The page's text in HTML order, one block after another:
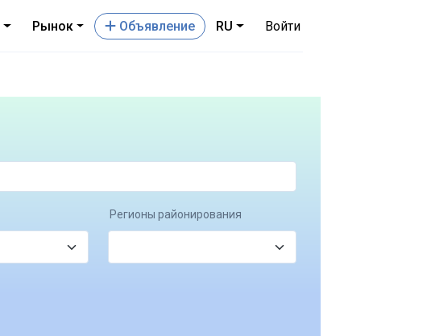
Рынок Oбъявление RU Войти
Регионы районирования